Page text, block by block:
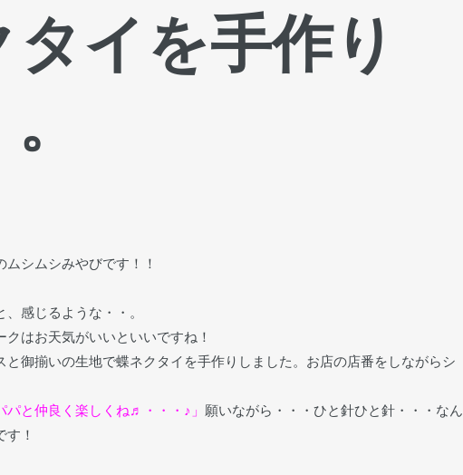
イを手作り
シムシみやびです！！
感じるような・・。
はお天気がいいといいですね！
御揃いの生地で蝶ネクタイを手作りしました。お店の店番をしながらシ
パと仲良く楽しくね♬・・・♪」 願いながら・・・ひと針ひと針・・・なん
！